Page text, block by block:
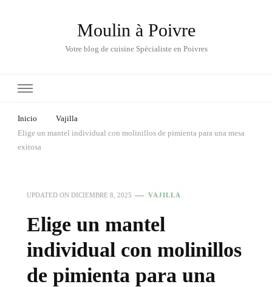
Moulin à Poivre
Votre blog de cuisine Spécialiste en Poivres
Inicio
Vajilla
Elige un mantel individual con molinillos de pimienta para una mesa
exitosa
UPDATED ON DICIEMBRE 8, 2025 VAJILLA
Elige un mantel
individual con molinillos
de pimienta para una